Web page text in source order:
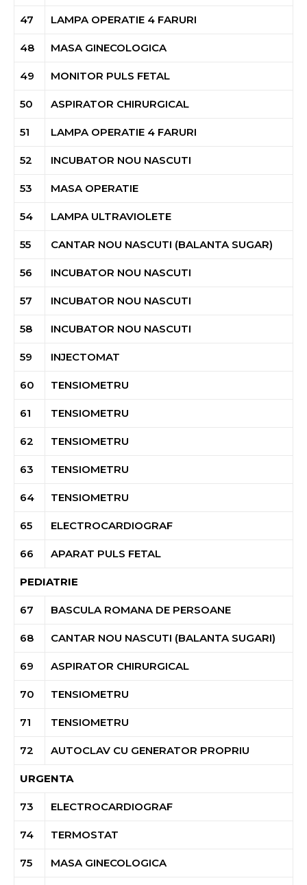
47 LAMPA OPERATIE 4 FARURI
48 MASA GINECOLOGICA
49 MONITOR PULS FETAL
50 ASPIRATOR CHIRURGICAL
51 LAMPA OPERATIE 4 FARURI
52 INCUBATOR NOU NASCUTI
53 MASA OPERATIE
54 LAMPA ULTRAVIOLETE
55 CANTAR NOU NASCUTI (BALANTA SUGAR)
56 INCUBATOR NOU NASCUTI
57 INCUBATOR NOU NASCUTI
58 INCUBATOR NOU NASCUTI
59 INJECTOMAT
60 TENSIOMETRU
61 TENSIOMETRU
62 TENSIOMETRU
63 TENSIOMETRU
64 TENSIOMETRU
65 ELECTROCARDIOGRAF
66 APARAT PULS FETAL
PEDIATRIE
67 BASCULA ROMANA DE PERSOANE
68 CANTAR NOU NASCUTI (BALANTA SUGARI)
69 ASPIRATOR CHIRURGICAL
70 TENSIOMETRU
71 TENSIOMETRU
72 AUTOCLAV CU GENERATOR PROPRIU
URGENTA
73 ELECTROCARDIOGRAF
74 TERMOSTAT
75 MASA GINECOLOGICA